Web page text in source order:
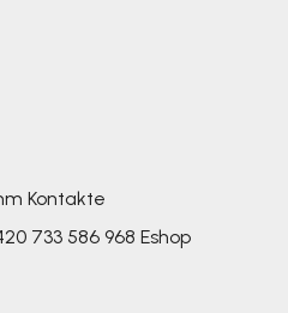
Kontakte
733 586 968 Eshop